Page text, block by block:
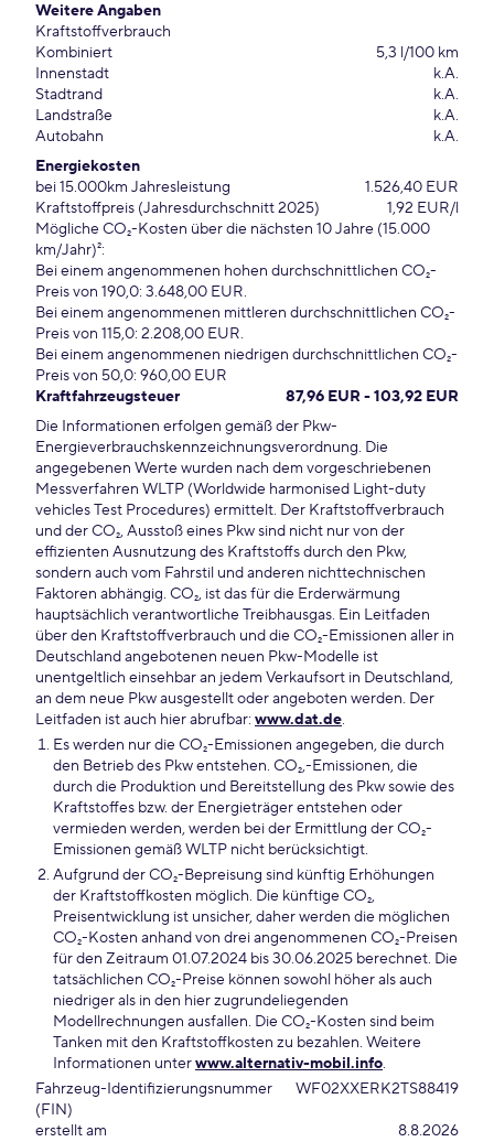
Weitere Angaben
Kraftstoffverbrauch
Kombiniert
5,3 l/100 km
Innenstadt
k.A.
Stadtrand
k.A.
Landstraße
k.A.
Autobahn
k.A.
Energiekosten
bei 15.000km Jahresleistung
1.526,40 EUR
Kraftstoffpreis (Jahresdurchschnitt 2025)
1,92 EUR/l
Mögliche CO₂-Kosten über die nächsten 10 Jahre (15.000
km/Jahr)²:
Bei einem angenommenen hohen durchschnittlichen CO₂-
Preis von 190,0: 3.648,00 EUR.
Bei einem angenommenen mittleren durchschnittlichen CO₂-
Preis von 115,0: 2.208,00 EUR.
Bei einem angenommenen niedrigen durchschnittlichen CO₂-
Preis von 50,0: 960,00 EUR
Kraftfahrzeugsteuer
87,96 EUR - 103,92 EUR
Die Informationen erfolgen gemäß der Pkw-
Energieverbrauchskennzeichnungsverordnung. Die
angegebenen Werte wurden nach dem vorgeschriebenen
Messverfahren WLTP (Worldwide harmonised Light-duty
vehicles Test Procedures) ermittelt. Der Kraftstoffverbrauch
und der CO₂, Ausstoß eines Pkw sind nicht nur von der
effizienten Ausnutzung des Kraftstoffs durch den Pkw,
sondern auch vom Fahrstil und anderen nichttechnischen
Faktoren abhängig. CO₂, ist das für die Erderwärmung
hauptsächlich verantwortliche Treibhausgas. Ein Leitfaden
über den Kraftstoffverbrauch und die CO₂-Emissionen aller in
Deutschland angebotenen neuen Pkw-Modelle ist
unentgeltlich einsehbar an jedem Verkaufsort in Deutschland,
an dem neue Pkw ausgestellt oder angeboten werden. Der
Leitfaden ist auch hier abrufbar: www.dat.de.
Es werden nur die CO₂-Emissionen angegeben, die durch
den Betrieb des Pkw entstehen. CO₂,-Emissionen, die
durch die Produktion und Bereitstellung des Pkw sowie des
Kraftstoffes bzw. der Energieträger entstehen oder
vermieden werden, werden bei der Ermittlung der CO₂-
Emissionen gemäß WLTP nicht berücksichtigt.
Aufgrund der CO₂-Bepreisung sind künftig Erhöhungen
der Kraftstoffkosten möglich. Die künftige CO₂,
Preisentwicklung ist unsicher, daher werden die möglichen
CO₂-Kosten anhand von drei angenommenen CO₂-Preisen
für den Zeitraum 01.07.2024 bis 30.06.2025 berechnet. Die
tatsächlichen CO₂-Preise können sowohl höher als auch
niedriger als in den hier zugrundeliegenden
Modellrechnungen ausfallen. Die CO₂-Kosten sind beim
Tanken mit den Kraftstoffkosten zu bezahlen. Weitere
Informationen unterwww.alternativ-mobil.info.
Fahrzeug-Identifizierungsnummer
(FIN)
WF02XXERK2TS88419
erstellt am 8.8.2026